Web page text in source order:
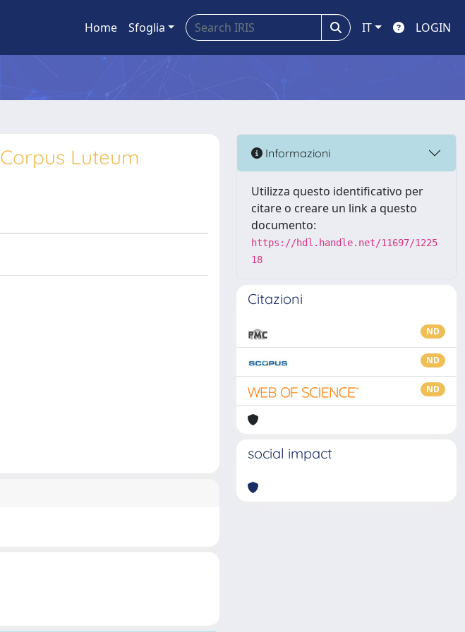
Home Sfoglia IT LOGIN
Luteum Informazioni
Utilizza questo identificativo per
citare o creare un link a questo
documento:
https://hdl.handle.net/11697/1225
18
Citazioni
ND
ND
ND
social impact